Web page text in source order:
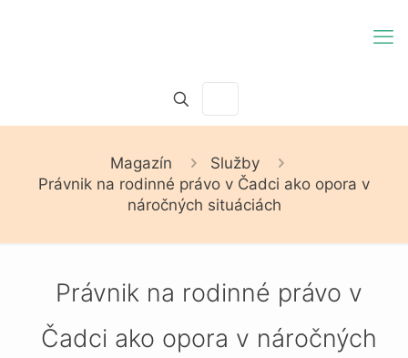
Magazín
Služby
Právnik na rodinné právo v Čadci ako opora v
náročných situáciách
Právnik na rodinné právo v
Čadci ako opora v náročných